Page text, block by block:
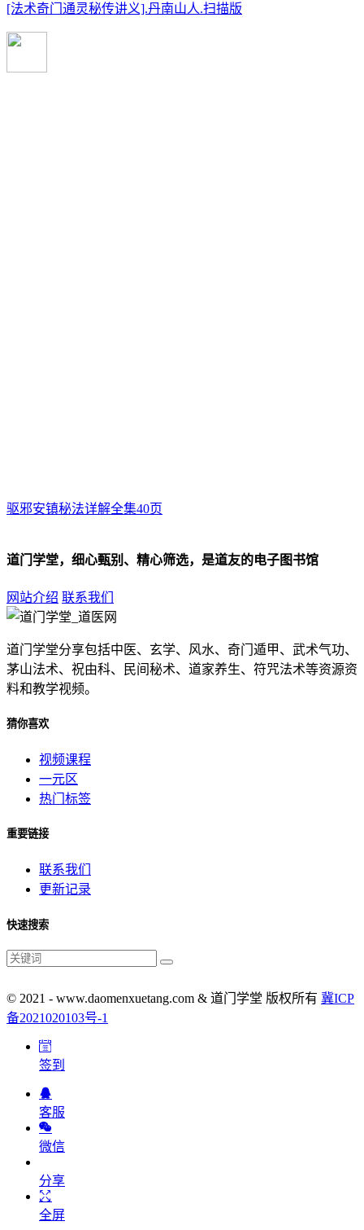
[法术奇门通灵秘传讲义].丹南山人.扫描版
驱邪安镇秘法详解全集40页
道门学堂，细心甄别、精心筛选，是道友的电子图书馆
网站介绍 联系我们
道门学堂分享包括中医、玄学、风水、奇门遁甲、武术气功、
茅山法术、祝由科、民间秘术、道家养生、符咒法术等资源资
料和教学视频。
猜你喜欢
视频课程
一元区
热门标签
重要链接
联系我们
更新记录
快速搜索
© 2021 - www.daomenxuetang.com & 道门学堂 版权所有 冀ICP
备2021020103号-1
签到
客服
微信
分享
全屏